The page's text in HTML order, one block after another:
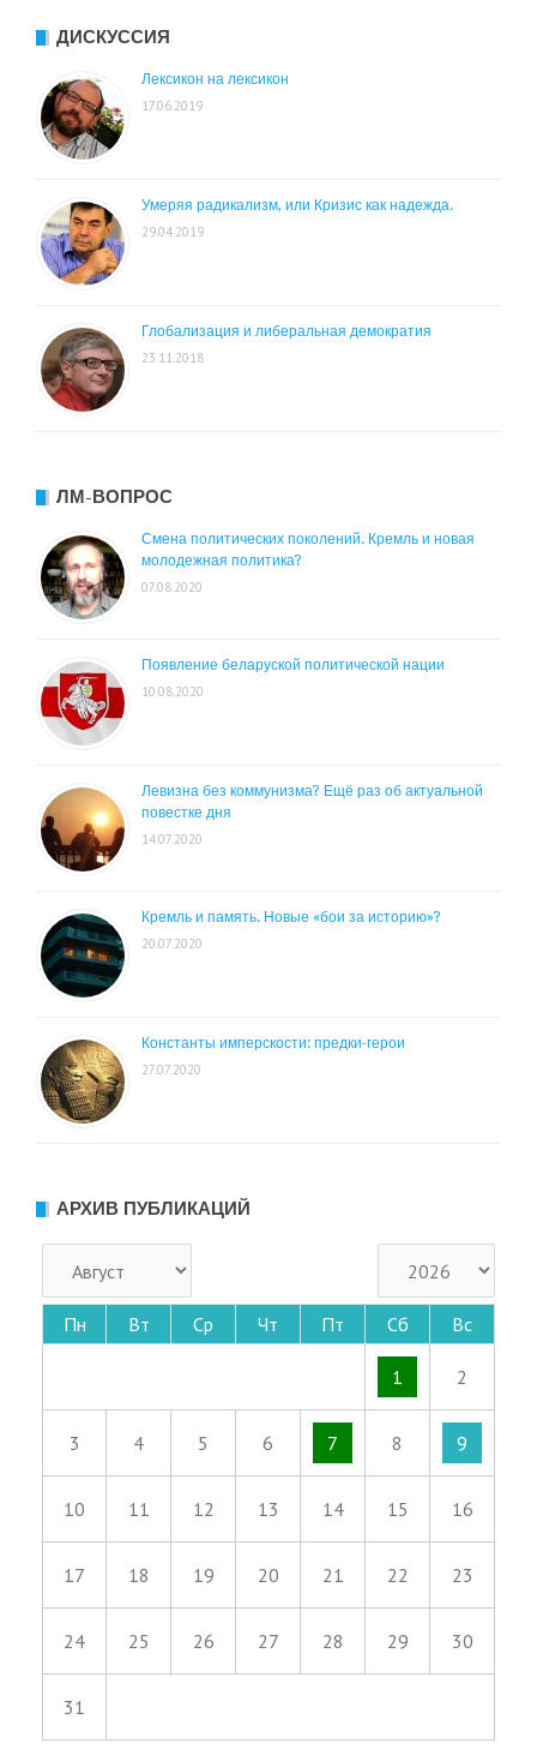
ДИСКУССИЯ
Лексикон на лексикон
17.06.2019
Умеряя радикализм, или Кризис как надежда.
29.04.2019
Глобализация и либеральная демократия
23.11.2018
ЛМ-ВОПРОС
Смена политических поколений. Кремль и новая
молодежная политика?
07.08.2020
Появление беларуской политической нации
10.08.2020
Левизна без коммунизма? Ещё раз об актуальной
повестке дня
14.07.2020
Кремль и память. Новые «бои за историю»?
20.07.2020
Константы имперскости: предки-герои
27.07.2020
АРХИВ ПУБЛИКАЦИЙ
Пн Вт Ср Чт Пт Сб Вс
1 2
3 4 5 6 7 8 9
10 11 12 13 14 15 16
17 18 19 20 21 22 23
24 25 26 27 28 29 30
31